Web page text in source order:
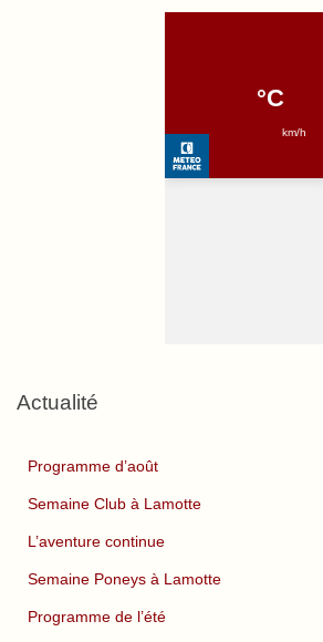
Actualité
Programme d’août
Semaine Club à Lamotte
L’aventure continue
Semaine Poneys à Lamotte
Programme de l’été